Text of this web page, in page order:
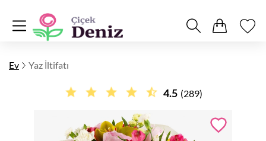
Ev Yaz İltifatı
4.5 (289)